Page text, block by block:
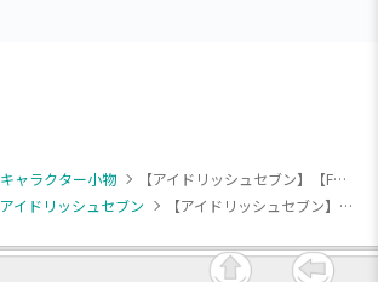
キャラクター小物
【アイドリッシュセブン】【F六弥ナギ】アイドリッシュセブン ホログラム缶バッジ～Anniversary 2024 ver.～
アイドリッシュセブン 【アイドリッシュセブン】【F六弥ナギ】アイドリッシュセブン ホログラム缶バッジ～Anniversary 2024 ver.～